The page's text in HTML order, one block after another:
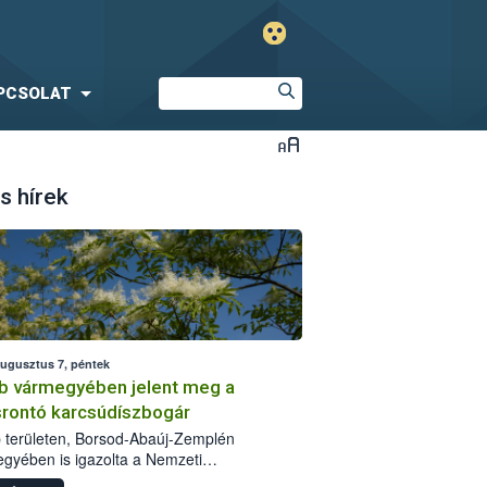
hírek
7, péntek
vármegyében jelent meg a
karcsúdíszbogár
területen, Borsod-Abaúj-Zemplén
is igazolta a Nemzeti
biztonsági Hivatal (Nébih) a